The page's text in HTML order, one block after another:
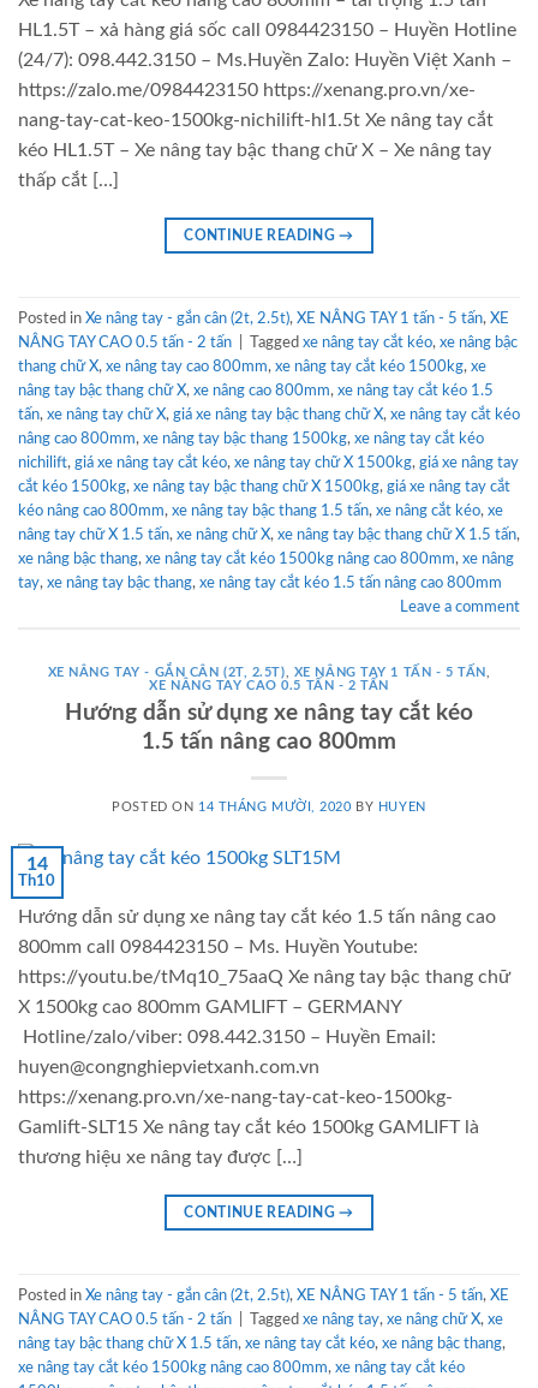
HL1.5T – xả hàng giá sốc call 0984423150 – Huyền Hotline
(24/7): 098.442.3150 – Ms.Huyền Zalo: Huyền Việt Xanh –
https://zalo.me/0984423150 https://xenang.pro.vn/xe-
nang-tay-cat-keo-1500kg-nichilift-hl1.5t Xe nâng tay cắt
kéo HL1.5T – Xe nâng tay bậc thang chữ X – Xe nâng tay
thấp cắt […]
CONTINUE READING→
Posted in Xe nâng tay - gắn cân (2t, 2.5t), XE NÂNG TAY 1 tấn - 5 tấn, XE
NÂNG TAY CAO 0.5 tấn - 2 tấn
Tagged xe nâng tay cắt kéo, xe nâng bậc
thang chữ X, xe nâng tay cao 800mm, xe nâng tay cắt kéo 1500kg, xe
nâng tay bậc thang chữ X, xe nâng cao 800mm, xe nâng tay cắt kéo 1.5
tấn, xe nâng tay chữ X, giá xe nâng tay bậc thang chữ X, xe nâng tay cắt kéo
nâng cao 800mm, xe nâng tay bậc thang 1500kg, xe nâng tay cắt kéo
nichilift, giá xe nâng tay cắt kéo, xe nâng tay chữ X 1500kg, giá xe nâng tay
cắt kéo 1500kg, xe nâng tay bậc thang chữ X 1500kg, giá xe nâng tay cắt
kéo nâng cao 800mm, xe nâng tay bậc thang 1.5 tấn, xe nâng cắt kéo, xe
nâng tay chữ X 1.5 tấn, xe nâng chữ X, xe nâng tay bậc thang chữ X 1.5 tấn,
xe nâng bậc thang, xe nâng tay cắt kéo 1500kg nâng cao 800mm, xe nâng
tay, xe nâng tay bậc thang, xe nâng tay cắt kéo 1.5 tấn nâng cao 800mm
Leave a comment
XE NÂNG TAY - GẮN CÂN (2T, 2.5T), XE NÂNG TAY 1 TẤN - 5 TẤN,
XE NÂNG TAY CAO 0.5 TẤN - 2 TẤN
Hướng dẫn sử dụng xe nâng tay cắt kéo
1.5 tấn nâng cao 800mm
POSTED ON 14 THÁNG MƯỜI, 2020 BY HUYEN
14
Th10
Hướng dẫn sử dụng xe nâng tay cắt kéo 1.5 tấn nâng cao
800mm call 0984423150 – Ms. Huyền Youtube:
https://youtu.be/tMq10_75aaQ Xe nâng tay bậc thang chữ
X 1500kg cao 800mm GAMLIFT – GERMANY
Hotline/zalo/viber: 098.442.3150 – Huyền Email:
huyen@congnghiepvietxanh.com.vn
https://xenang.pro.vn/xe-nang-tay-cat-keo-1500kg-
Gamlift-SLT15 Xe nâng tay cắt kéo 1500kg GAMLIFT là
thương hiệu xe nâng tay được […]
CONTINUE READING→
Posted in Xe nâng tay - gắn cân (2t, 2.5t), XE NÂNG TAY 1 tấn - 5 tấn, XE
NÂNG TAY CAO 0.5 tấn - 2 tấn
Tagged xe nâng tay, xe nâng chữ X, xe
nâng tay bậc thang chữ X 1.5 tấn, xe nâng tay cắt kéo, xe nâng bậc thang,
xe nâng tay cắt kéo 1500kg nâng cao 800mm, xe nâng tay cắt kéo